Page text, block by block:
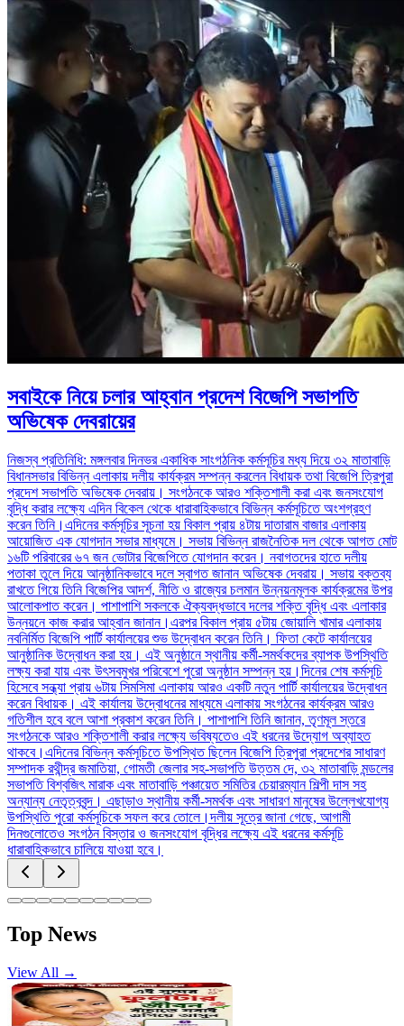
সবাইকে নিয়ে চলার আহ্বান প্রদেশ বিজেপি সভাপতি
অভিষেক দেবরায়ের
নিজস্ব প্রতিনিধি: মঙ্গলবার দিনভর একাধিক সাংগঠনিক কর্মসূচির মধ্য দিয়ে ৩২ মাতাবাড়ি
বিধানসভার বিভিন্ন এলাকায় দলীয় কার্যক্রম সম্পন্ন করলেন বিধায়ক তথা বিজেপি ত্রিপুরা
প্রদেশ সভাপতি অভিষেক দেবরায়। সংগঠনকে আরও শক্তিশালী করা এবং জনসংযোগ
বৃদ্ধি করার লক্ষ্যে এদিন বিকেল থেকে ধারাবাহিকভাবে বিভিন্ন কর্মসূচিতে অংশগ্রহণ
করেন তিনি।এদিনের কর্মসূচির সূচনা হয় বিকাল প্রায় ৪টায় দাতারাম বাজার এলাকায়
আয়োজিত এক যোগদান সভার মাধ্যমে। সভায় বিভিন্ন রাজনৈতিক দল থেকে আগত মোট
১৬টি পরিবারের ৬৭ জন ভোটার বিজেপিতে যোগদান করেন। নবাগতদের হাতে দলীয়
পতাকা তুলে দিয়ে আনুষ্ঠানিকভাবে দলে স্বাগত জানান অভিষেক দেবরায়। সভায় বক্তব্য
রাখতে গিয়ে তিনি বিজেপির আদর্শ, নীতি ও রাজ্যের চলমান উন্নয়নমূলক কার্যক্রমের উপর
আলোকপাত করেন। পাশাপাশি সকলকে ঐক্যবদ্ধভাবে দলের শক্তি বৃদ্ধি এবং এলাকার
উন্নয়নে কাজ করার আহ্বান জানান।এরপর বিকাল প্রায় ৫টায় জোয়ালি খামার এলাকায়
নবনির্মিত বিজেপি পার্টি কার্যালয়ের শুভ উদ্বোধন করেন তিনি। ফিতা কেটে কার্যালয়ের
আনুষ্ঠানিক উদ্বোধন করা হয়। এই অনুষ্ঠানে স্থানীয় কর্মী-সমর্থকদের ব্যাপক উপস্থিতি
লক্ষ্য করা যায় এবং উৎসবমুখর পরিবেশে পুরো অনুষ্ঠান সম্পন্ন হয়।দিনের শেষ কর্মসূচি
হিসেবে সন্ধ্যা প্রায় ৬টায় সিমসিমা এলাকায় আরও একটি নতুন পার্টি কার্যালয়ের উদ্বোধন
করেন বিধায়ক। এই কার্যালয় উদ্বোধনের মাধ্যমে এলাকায় সংগঠনের কার্যক্রম আরও
গতিশীল হবে বলে আশা প্রকাশ করেন তিনি। পাশাপাশি তিনি জানান, তৃণমূল স্তরে
সংগঠনকে আরও শক্তিশালী করার লক্ষ্যে ভবিষ্যতেও এই ধরনের উদ্যোগ অব্যাহত
থাকবে।এদিনের বিভিন্ন কর্মসূচিতে উপস্থিত ছিলেন বিজেপি ত্রিপুরা প্রদেশের সাধারণ
সম্পাদক রথীন্দ্র জমাতিয়া, গোমতী জেলার সহ-সভাপতি উত্তম দে, ৩২ মাতাবাড়ি মন্ডলের
সভাপতি বিশ্বজিৎ মারাক এবং মাতাবাড়ি পঞ্চায়েত সমিতির চেয়ারম্যান শিল্পী দাস সহ
অন্যান্য নেতৃত্ববৃন্দ। এছাড়াও স্থানীয় কর্মী-সমর্থক এবং সাধারণ মানুষের উল্লেখযোগ্য
উপস্থিতি পুরো কর্মসূচিকে সফল করে তোলে।দলীয় সূত্রে জানা গেছে, আগামী
দিনগুলোতেও সংগঠন বিস্তার ও জনসংযোগ বৃদ্ধির লক্ষ্যে এই ধরনের কর্মসূচি
ধারাবাহিকভাবে চালিয়ে যাওয়া হবে।
Top News
View All →